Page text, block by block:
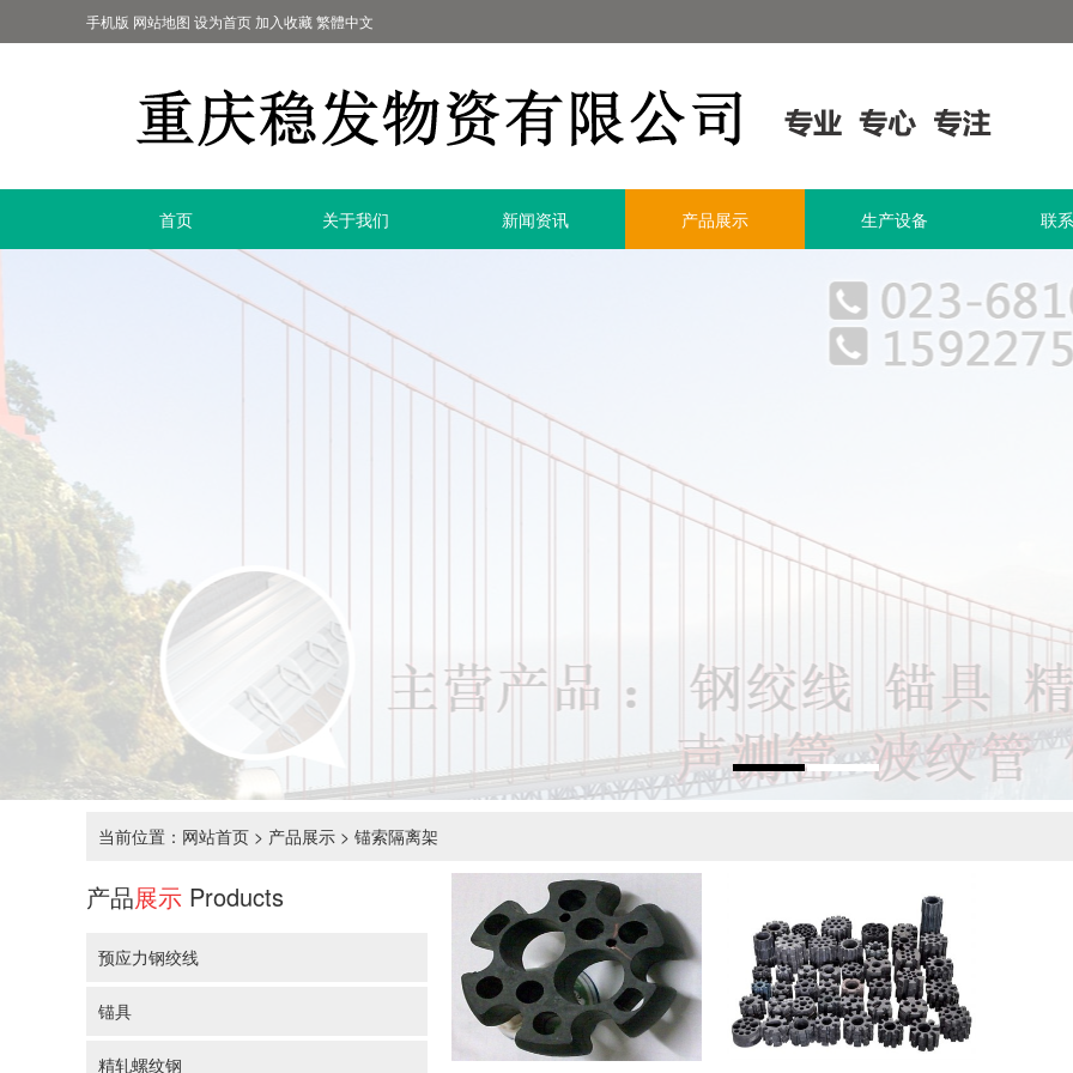
手机版 网站地图 设为首页 加入收藏繁體中文
首页 关于我们 新闻资讯 产品展示 生产设备 联
当前位置： 网站首页 > 产品展示 > 锚索隔离架
产品展示 Products
预应力钢绞线
锚具
精轧螺纹钢